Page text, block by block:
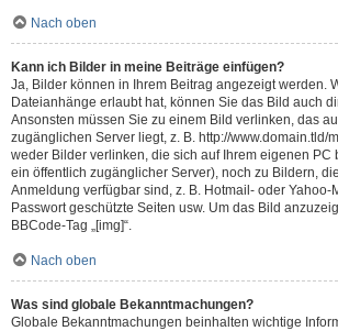
Nach oben
Kann ich Bilder in meine Beiträge einfügen?
Ja, Bilder können in Ihrem Beitrag angezeigt werden.
Dateianhänge erlaubt hat, können Sie das Bild auch
Ansonsten müssen Sie zu einem Bild verlinken, das
zugänglichen Server liegt, z. B. http://www.domain.tld/
weder Bilder verlinken, die sich auf Ihrem eigenen PC
ein öffentlich zugänglicher Server), noch zu Bildern,
Anmeldung verfügbar sind, z. B. Hotmail- oder Yahoo-
Passwort geschützte Seiten usw. Um das Bild
BBCode-Tag „[img]“.
Nach oben
Was sind globale Bekanntmachungen?
Globale Bekanntmachungen beinhalten wichtige